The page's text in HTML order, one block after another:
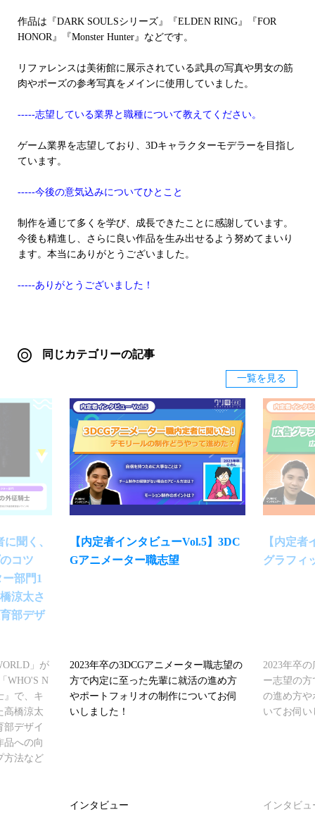
作品は『DARK SOULSシリーズ』『ELDEN RING』『FOR
HONOR』『Monster Hunter』などです。
リファレンスは美術館に展示されている武具の写真や男女の筋
肉やポーズの参考写真をメインに使用していました。
-----志望している業界と職種について教えてください。
ゲーム業界を志望しており、3Dキャラクターモデラーを目指し
ています。
-----今後の意気込みについてひとこと
制作を通じて多くを学び、成長できたことに感謝しています。
今後も精進し、さらに良い作品を生み出せるよう努めてまいり
ます。本当にありがとうございました。
-----ありがとうございました！
同じカテゴリーの記事
一覧を見る
聞く、
コツ
部門1
涼太さ
部デザ
」が
WHO'S N
』で、キ
高橋涼太
部デザイ
品への向
方法など
【内定者インタビューVol.5】3DC
Gアニメーター職志望
2023年卒の3DCGアニメーター職志望の
方で内定に至った先輩に就活の進め方
やポートフォリオの制作についてお伺
いしました！
インタビュー
【内定者
グラフィ
2023年卒
ー志望の
の進め方や
いてお伺い
インタビュ